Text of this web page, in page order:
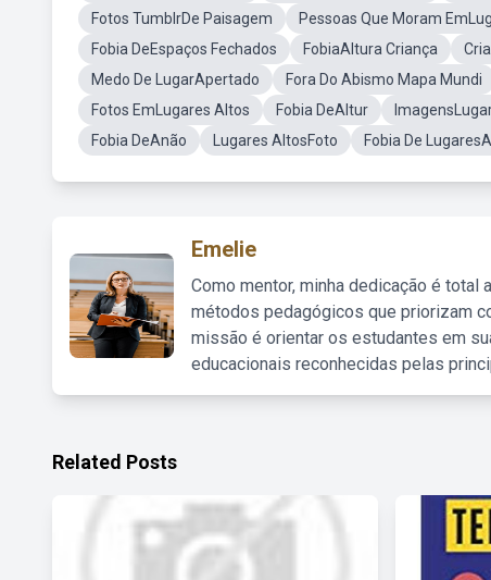
Fotos TumblrDe Paisagem
Pessoas Que Moram
Fobia DeEspaços Fechados
FobiaAltura Criança
Medo De LugarApertado
Fora Do Abismo Mapa Mundi
Fotos EmLugares Altos
Fobia DeAltur
Fobia DeAnão
Lugares AltosFoto Fobia De
Emelie
Como mentor, minha dedicação é
métodos pedagógicos que priorizam
missão é orientar os estudantes em
educacionais reconhecidas pelas
Related Posts